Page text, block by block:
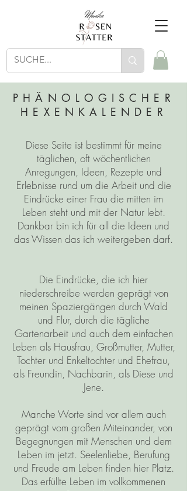
PHÄNOLOGISCHER
HEXENKALENDER
Diese Seite ist bestimmt für meine
täglichen, oft wöchentlichen
Anregungen, Ideen, Rezepte und
Erlebnisse rund um die Arbeit und die
Eindrücke einer Frau die mitten im
Leben steht und mit der Natur lebt.
Dankbar bin ich für all die Ideen und
das Wissen das ich weitergeben darf.
Die Eindrücke, die ich hier
niederschreibe werden geprägt von
meinen Spaziergängen durch Wald
und Flur, durch die tägliche
Gartenarbeit und auch dem einfachen
Leben als Hausfrau, Großmutter, Mutter,
Tochter und Enkeltochter und Ehefrau,
als Freundin, Nachbarin, als Diese und
Jene.
Manche Worte sind vor allem auch
geprägt vom großen Miteinander, von
Begegnungen mit Menschen und dem
Leben im jetzt. Seelenliebe, Berufung
und Freude am Leben finden hier Platz.
Das erfüllte Leben im vollkommenen